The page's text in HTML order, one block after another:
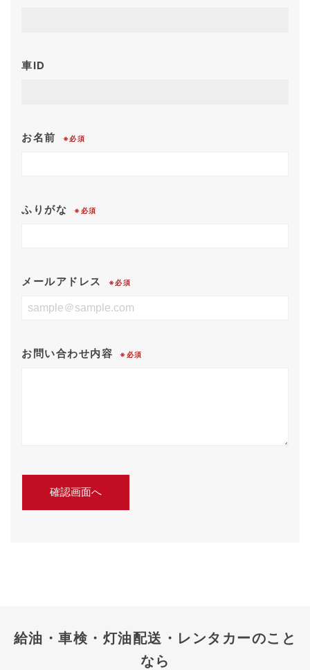
車ID
お名前 ※必須
ふりがな ※必須
メールアドレス ※必須
お問い合わせ内容 ※必須
給油・車検・灯油配送・レンタカーのこと
なら